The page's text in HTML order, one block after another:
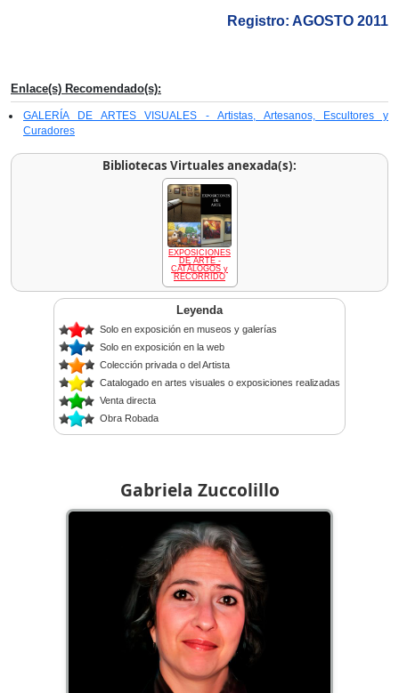
Gabriela Zuccolillo
Registro: AGOSTO 2011
Enlace(s) Recomendado(s):
GALERÍA DE ARTES VISUALES - Artistas, Artesanos, Escultores y
Curadores
Bibliotecas Virtuales anexada(s):
EXPOSICIONES
DE ARTE -
CATÁLOGOS y
RECORRIDO
Leyenda
Solo en exposición en museos y galerías
Solo en exposición en la web
Colección privada o del Artista
Catalogado en artes visuales o exposiciones realizadas
Venta directa
Obra Robada